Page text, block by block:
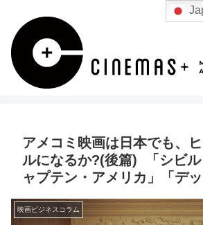
アメコミ映画は日本でも、
ルになるか?(後篇) 「シビ
ャプテン・アメリカ」「デ
映画ビジネスコラム